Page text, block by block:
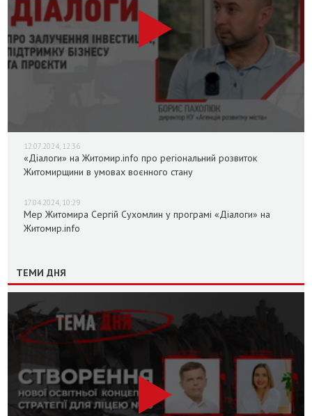
12.07.2024, 12:36
«Діалоги» на Житомир.info про регіональний розвиток
Житомирщини в умовах воєнного стану
17.04.2024, 10:29
Мер Житомира Сергій Сухомлин у програмі «Діалоги» на
Житомир.info
ТЕМИ ДНЯ